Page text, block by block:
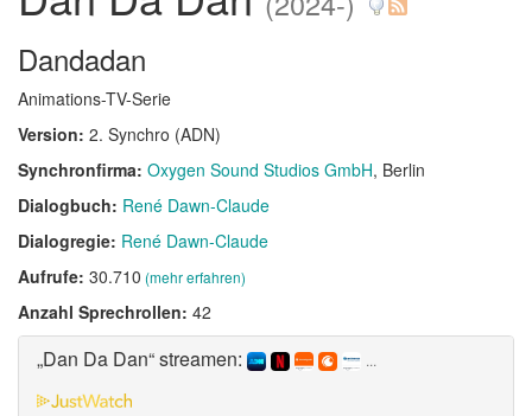
Dandadan
Animations-TV-Serie
Version: 2. Synchro (ADN)
Synchronfirma: Oxygen Sound Studios GmbH, Berlin
Dialogbuch: René Dawn-Claude
Dialogregie: René Dawn-Claude
Aufrufe: 30.710 (mehr erfahren)
Anzahl Sprechrollen: 42
„Dan Da Dan“ streamen: ...